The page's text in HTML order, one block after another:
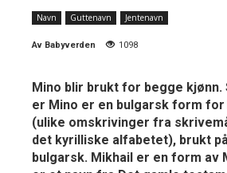
Navn Guttenavn Jentenavn
Av Babyverden 1098
Mino blir brukt for begge kjønn.
er Mino er en bulgarsk form
(ulike omskrivinger fra
det kyrilliske alfabetet), brukt
bulgarsk. Mikhail er en form av